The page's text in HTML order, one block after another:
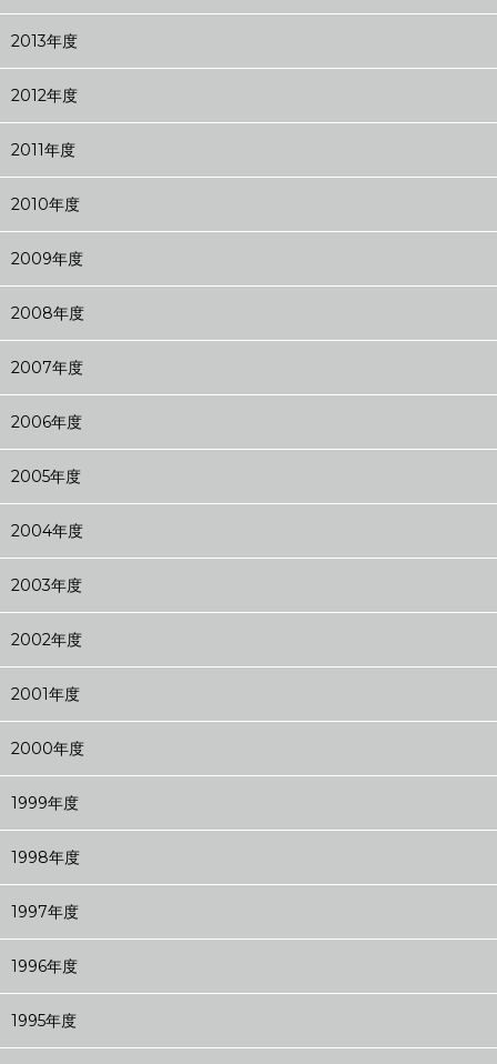
2013年度
2012年度
2011年度
2010年度
2009年度
2008年度
2007年度
2006年度
2005年度
2004年度
2003年度
2002年度
2001年度
2000年度
1999年度
1998年度
1997年度
1996年度
1995年度